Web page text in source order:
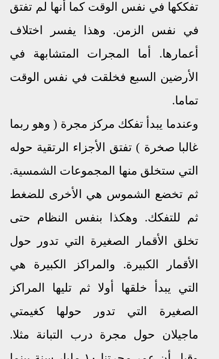
تفككها في نفس الوقت كما أنها لم تفتق
في نفس الزمن. وهذا يفسر اختلاف
أعمارها. أما المجرات المتشابهة في
الأرضين السبع فخلقت في نفس الوقت
تماما.
وعندما يبدأ تفكك مركز مجرة ( وهو ربما
غالبا صخرة ) تفتق الأجزاء الرتقية حوله
التي ستخلق منها المجموعات الشمسية.
ثم تخضع الشموس هي الأخرى للضغط
ثم للتفكك. وهكذا بنفس النظام حتى
تخلق الأقمار الصغيرة التي تدور حول
الأقمار الكبيرة. والمراكز الكبيرة هي
التي يبدأ خلقها أولا ثم تليها المراكز
الصغيرة التي تدور حولها كغيمتي
ماجيلان حول مجرة درب التبانة مثلا.